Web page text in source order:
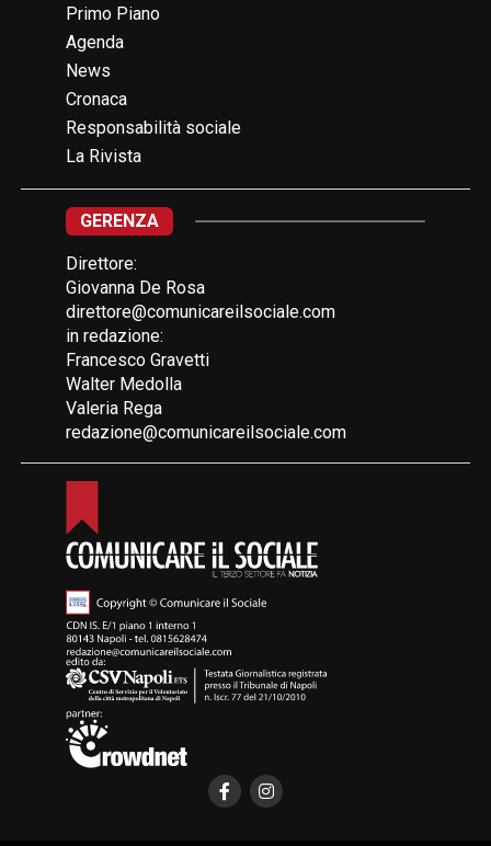
Primo Piano
Agenda
News
Cronaca
Responsabilità sociale
La Rivista
GERENZA
Direttore:
Giovanna De Rosa
direttore@comunicareilsociale.com
in redazione:
Francesco Gravetti
Walter Medolla
Valeria Rega
redazione@comunicareilsociale.com